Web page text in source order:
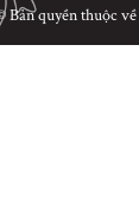
Bản quyền thuộc về